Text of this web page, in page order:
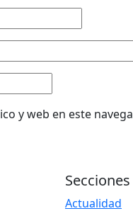
y web en este
Secciones
Actualidad